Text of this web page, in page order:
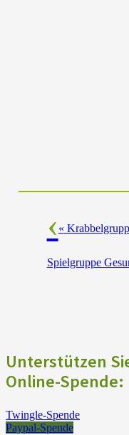
«
Spielgruppe
Unterstützen
Online-Spende:
Twingle-Spende
Paypal-Spende